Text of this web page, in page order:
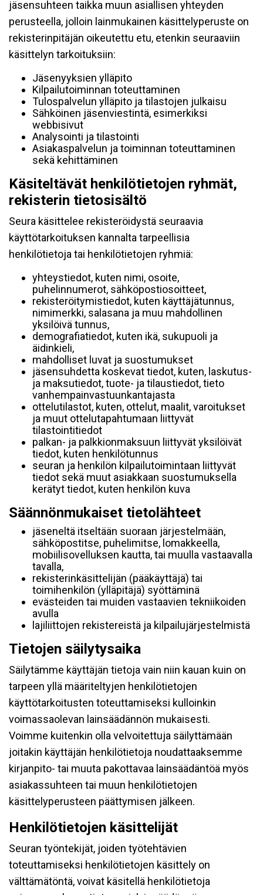
jäsensuhteen taikka muun asiallisen yhteyden
perusteella, jolloin lainmukainen käsittelyperuste on
rekisterinpitäjän oikeutettu etu, etenkin seuraaviin
käsittelyn tarkoituksiin:
Jäsenyyksien ylläpito
Kilpailutoiminnan toteuttaminen
Tulospalvelun ylläpito ja tilastojen julkaisu
Sähköinen jäsenviestintä, esimerkiksi
webbisivut
Analysointi ja tilastointi
Asiakaspalvelun ja toiminnan toteuttaminen
sekä kehittäminen
Käsiteltävät henkilötietojen ryhmät,
rekisterin tietosisältö
Seura käsittelee rekisteröidystä seuraavia
käyttötarkoituksen kannalta tarpeellisia
henkilötietoja tai henkilötietojen ryhmiä:
yhteystiedot, kuten nimi, osoite,
puhelinnumerot, sähköpostiosoitteet,
rekisteröitymistiedot, kuten käyttäjätunnus,
nimimerkki, salasana ja muu mahdollinen
yksilöivä tunnus,
demografiatiedot, kuten ikä, sukupuoli ja
äidinkieli,
mahdolliset luvat ja suostumukset
jäsensuhdetta koskevat tiedot, kuten, laskutus-
ja maksutiedot, tuote- ja tilaustiedot, tieto
vanhempainvastuunkantajasta
ottelutilastot, kuten, ottelut, maalit, varoitukset
ja muut ottelutapahtumaan liittyvät
tilastointitiedot
palkan- ja palkkionmaksuun liittyvät yksilöivät
tiedot, kuten henkilötunnus
seuran ja henkilön kilpailutoimintaan liittyvät
tiedot sekä muut asiakkaan suostumuksella
kerätyt tiedot, kuten henkilön kuva
Säännönmukaiset tietolähteet
jäseneltä itseltään suoraan järjestelmään,
sähköpostitse, puhelimitse, lomakkeella,
mobiilisovelluksen kautta, tai muulla vastaavalla
tavalla,
rekisterinkäsittelijän (pääkäyttäjä) tai
toimihenkilön (ylläpitäjä) syöttäminä
evästeiden tai muiden vastaavien tekniikoiden
avulla
lajiliittojen rekistereistä ja kilpailujärjestelmistä
Tietojen säilytysaika
Säilytämme käyttäjän tietoja vain niin kauan kuin on
tarpeen yllä määriteltyjen henkilötietojen
käyttötarkoitusten toteuttamiseksi kulloinkin
voimassaolevan lainsäädännön mukaisesti.
Voimme kuitenkin olla velvoitettuja säilyttämään
joitakin käyttäjän henkilötietoja noudattaaksemme
kirjanpito- tai muuta pakottavaa lainsäädäntöä myös
asiakassuhteen tai muun henkilötietojen
käsittelyperusteen päättymisen jälkeen.
Henkilötietojen käsittelijät
Seuran työntekijät, joiden työtehtävien
toteuttamiseksi henkilötietojen käsittely on
välttämätöntä, voivat käsitellä henkilötietoja